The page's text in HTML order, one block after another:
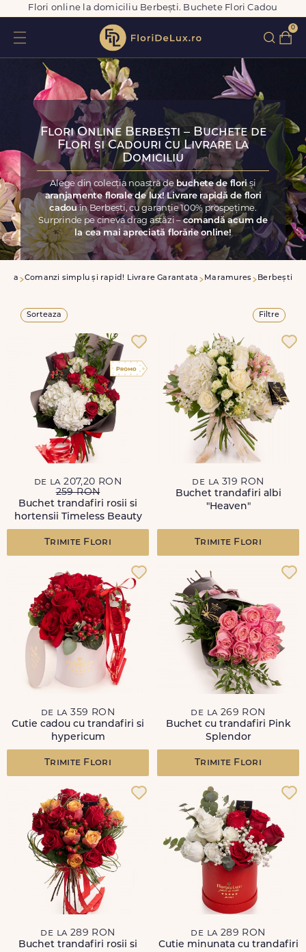
Flori online la domiciliu Berbești. Buchete Flori Cadou
0
Flori Online Berbești – Buchete de
Flori și Cadouri cu Livrare la
Domiciliu
Alege din colecția noastră de buchete de floriși
aranjamente florale de lux! Livrare rapidă de flori
cadouîn Berbești, cu garanție 100% prospețime.
Surprinde pe cineva drag astăzi –comandă acum de
la cea mai apreciată florărie online!
Comanzi simplu și rapid! Livrare Garantata Maramures Berbești
Sorteaza Filtre
de la 207,20 RON
259 RON
Buchet trandafiri rosii si
hortensii Timeless Beauty
Trimite Flori
de la 319 RON
Buchet trandafiri albi
"Heaven"
Trimite Flori
de la 359 RON
Cutie cadou cu trandafiri si
hypericum
Trimite Flori
de la 269 RON
Buchet cu trandafiri Pink
Splendor
Trimite Flori
de la 289 RON
Buchet trandafiri rosii si
de la 289 RON
Cutie minunata cu trandafiri